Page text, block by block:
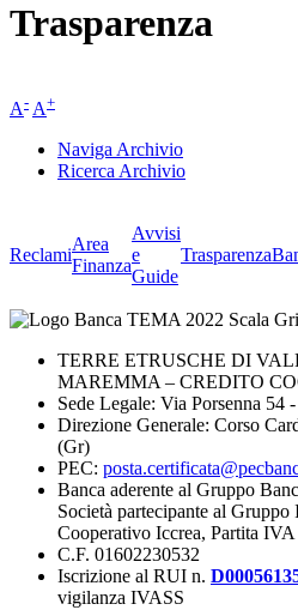
Trasparenza
A- A+
Naviga Archivio
Ricerca Archivio
Reclami
Area
Finanza
Avvisi
e
Guide
Trasparenza
TERRE ETRUSCHE DI
MAREMMA – CREDITO
Sede Legale: Via Porsenna 54
Direzione Generale: Corso
(Gr)
PEC:
Banca aderente al Gruppo
Società partecipante al
Cooperativo Iccrea, Partita
C.F. 01602230532
Iscrizione al RUI n.
vigilanza IVASS